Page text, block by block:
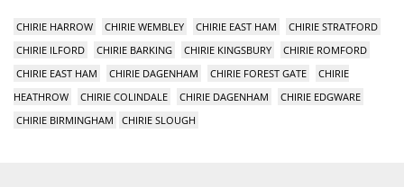
CHIRIE HARROW CHIRIE WEMBLEY CHIRIE EAST HAM
CHIRIE STRATFORD
CHIRIE ILFORD
CHIRIE BARKING CHIRIE KINGSBURY
CHIRIE ROMFORD
CHIRIE EAST HAM
CHIRIE DAGENHAM CHIRIE FOREST GATE
CHIRIE
HEATHROW
CHIRIE COLINDALE CHIRIE DAGENHAM
CHIRIE EDGWARE
CHIRIE BIRMINGHAM
CHIRIE SLOUGH